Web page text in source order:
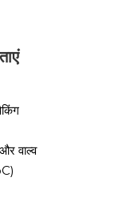
वाल्व